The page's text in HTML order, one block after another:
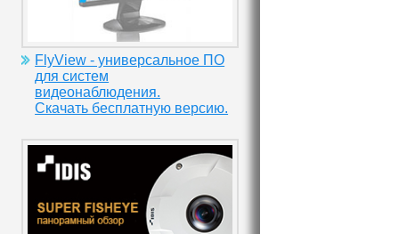
FlyView - универсальное ПО
для систем
видеонаблюдения.
Скачать бесплатную версию.